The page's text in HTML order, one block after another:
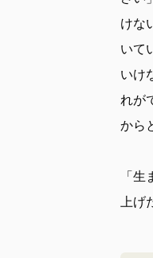
けな
いて
いけ
れが
から
「
上